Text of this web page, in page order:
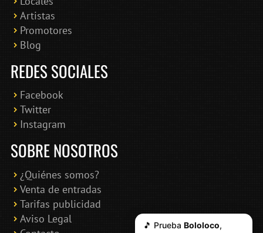
Artistas
Promotores
Blog
REDES SOCIALES
Facebook
Twitter
Instagram
SOBRE NOSOTROS
¿Quiénes somos?
Venta de entradas
Tarifas publicidad
Aviso Legal
🎵 Prueba Bololoco,